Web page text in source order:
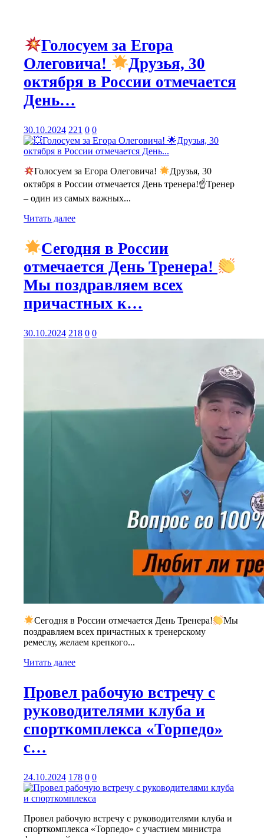
Голосуем за Егора
Олеговича!
Друзья, 30
октября в России отмечается
День…
30.10.2024 221 0 0
Голосуем за Егора Олеговича!
Друзья, 30
октября в России отмечается День тренера!☝Тренер
– один из самых важных...
Читать далее
Сегодня в России
отмечается День Тренера!
Мы поздравляем всех
причастных к…
30.10.2024 218 0 0
Сегодня в России отмечается День Тренера!
Мы
поздравляем всех причастных к тренерскому
ремеслу, желаем крепкого...
Читать далее
Провел рабочую встречу с
руководителями клуба и
спорткомплекса «Торпедо»
с…
24.10.2024 178 0 0
Провел рабочую встречу с руководителями клуба и
спорткомплекса «Торпедо» с участием министра